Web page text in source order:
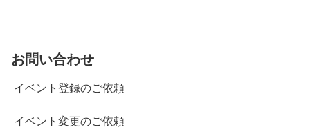
お問い合わせ
イベント登録のご依頼
イベント変更のご依頼